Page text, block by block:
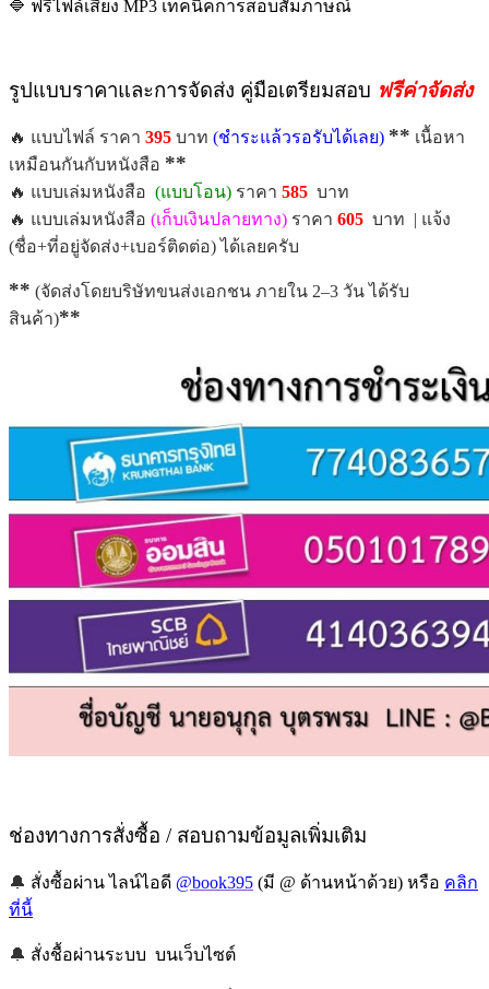
🔷 ฟรีไฟล์เสียง MP3 เทคนิคการสอบสัมภาษณ์
รูปแบบราคาและการจัดส่ง คู่มือเตรียมสอบ ฟรีค่าจัดส่ง
🔥 แบบไฟล์ ราคา 395 บาท (ชำระแล้วรอรับได้เลย) ** เนื้อหา
เหมือนกันกับหนังสือ **
🔥 แบบเล่มหนังสือ (แบบโอน) ราคา 585 บาท
🔥 แบบเล่มหนังสือ (เก็บเงินปลายทาง) ราคา 605 บาท | แจ้ง
(ชื่อ+ที่อยู่จัดส่ง+เบอร์ติดต่อ) ได้เลยครับ
** (จัดส่งโดยบริษัทขนส่งเอกชน ภายใน 2–3 วัน ได้รับ
สินค้า)**
ช่องทางการสั่งซื้อ / สอบถามข้อมูลเพิ่มเติม
🔔 สั่งซื้อผ่าน ไลน์ไอดี @book395 (มี @ ด้านหน้าด้วย) หรือ คลิก
ที่นี้
🔔 สั่งชื้อผ่านระบบ บนเว็บไซต์